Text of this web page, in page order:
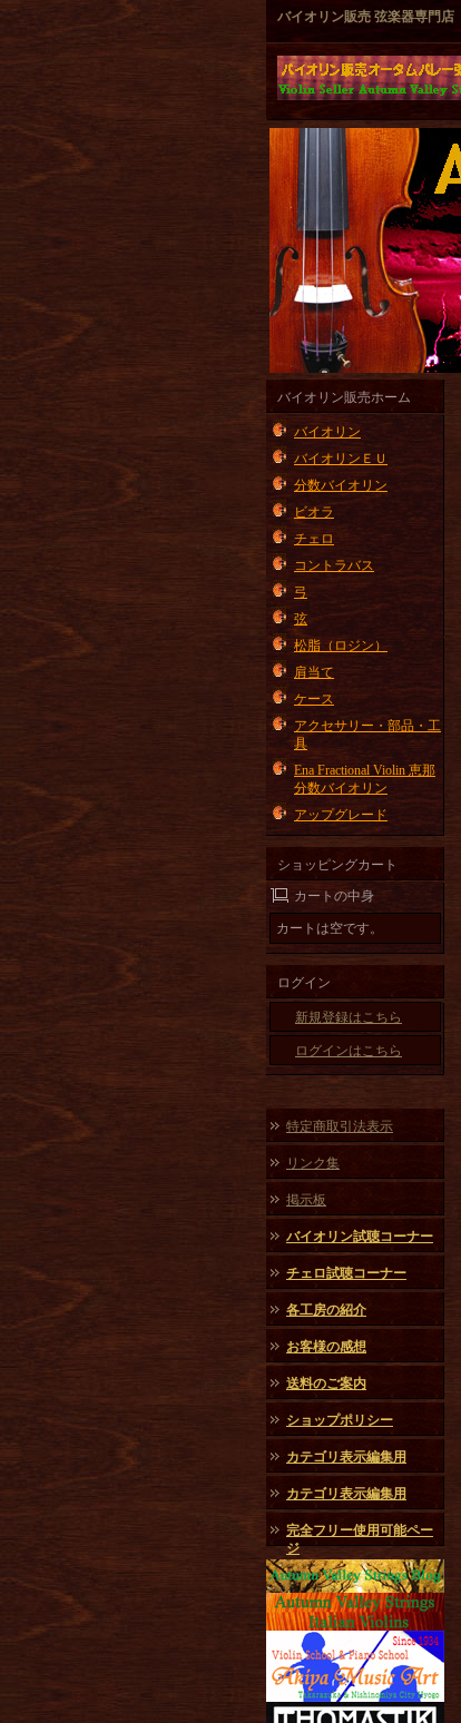
バイオリン販売 弦楽器専門店
バイオリン販売ホーム
バイオリン
バイオリンＥＵ
分数バイオリン
ビオラ
チェロ
コントラバス
弓
弦
松脂（ロジン）
肩当て
ケース
アクセサリー・部品・工
具
Ena Fractional Violin 恵那
分数バイオリン
アップグレード
ショッピングカート
カートの中身
カートは空です。
ログイン
新規登録はこちら
ログインはこちら
特定商取引法表示
リンク集
掲示板
バイオリン試聴コーナー
チェロ試聴コーナー
各工房の紹介
お客様の感想
送料のご案内
ショップポリシー
カテゴリ表示編集用
カテゴリ表示編集用
完全フリー使用可能ペー
ジ